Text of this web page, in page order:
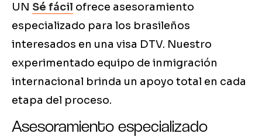
UN Sé fácil ofrece asesoramiento
especializado para los brasileños
interesados en una visa DTV. Nuestro
experimentado equipo de inmigración
internacional brinda un apoyo total en cada
etapa del proceso.
Asesoramiento especializado